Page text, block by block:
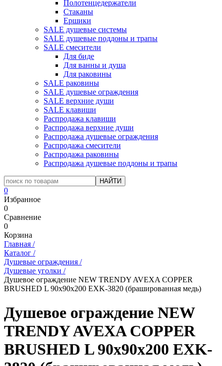
Полотенцедержатели
Стаканы
Ершики
SALE душевые системы
SALE душевые поддоны и трапы
SALE смесители
Для биде
Для ванны и душа
Для раковины
SALE раковины
SALE душевые ограждения
SALE верхние души
SALE клавиши
Распродажа клавиши
Распродажа верхние души
Распродажа душевые ограждения
Распродажа смесители
Распродажа раковины
Распродажа душевые поддоны и трапы
0
Избранное
0
Сравнение
0
Корзина
Главная /
Каталог /
Душевые ограждения /
Душевые уголки /
Душевое ограждение NEW TRENDY AVEXA COPPER
BRUSHED L 90x90x200 EXK-3820 (брашированная медь)
Душевое ограждение NEW
TRENDY AVEXA COPPER
BRUSHED L 90x90x200 EXK-